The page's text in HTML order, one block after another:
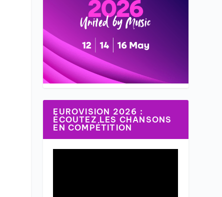
EUROVISION 2026 :
ÉCOUTEZ LES CHANSONS
EN COMPÉTITION